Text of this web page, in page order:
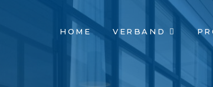
NAVIGATION
ÜBERSPRINGEN
HOME VERBAND